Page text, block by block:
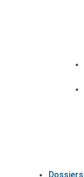
Dossiers